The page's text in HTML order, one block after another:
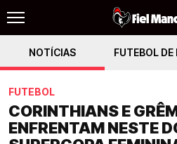
NOTÍCIAS FUTEBOL DE
FUTEBOL
CORINTHIANS E
ENFRENTAM NESTE